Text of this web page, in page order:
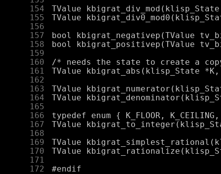
    154
    155
    156
    157
    158
    159
    160
    161
    162
    163
    164
    165
    166
    167
    168
    169
    170
    171
    172